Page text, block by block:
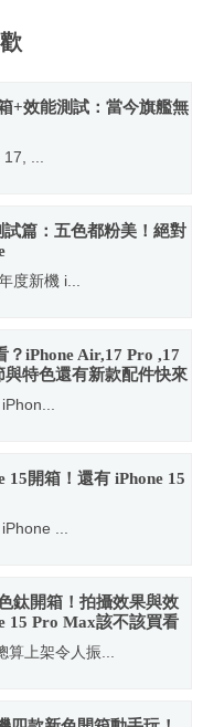
+效能測試：當今旗艦無
...
篇：五色都粉美！絕對
度新機 i...
？iPhone Air,17 Pro ,17
特色還有新款配件快來
15開箱！還有 iPhone 15
...
鈦開箱！拍攝效果與效
15 Pro Max該不該買看
上架令人振...